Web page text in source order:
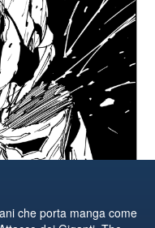
che porta manga come